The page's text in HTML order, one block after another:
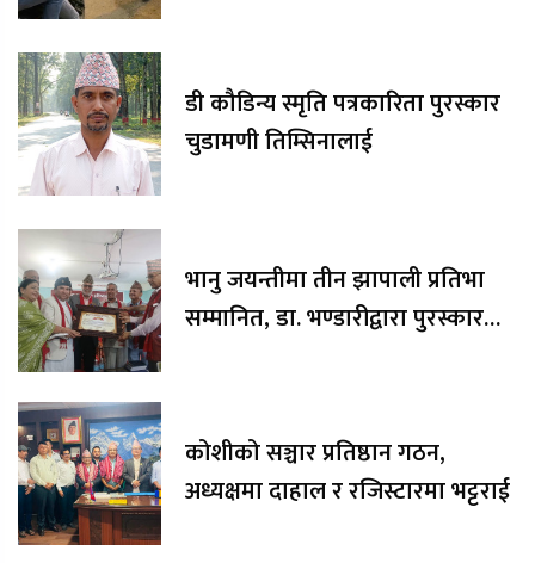
डी कौडिन्य स्मृति पत्रकारिता पुरस्कार
चुडामणी तिम्सिनालाई
भानु जयन्तीमा तीन झापाली प्रतिभा
सम्मानित, डा. भण्डारीद्वारा पुरस्कार
कोशीको सञ्चार प्रतिष्ठान गठन,
अध्यक्षमा दाहाल र रजिस्टारमा भट्टराई